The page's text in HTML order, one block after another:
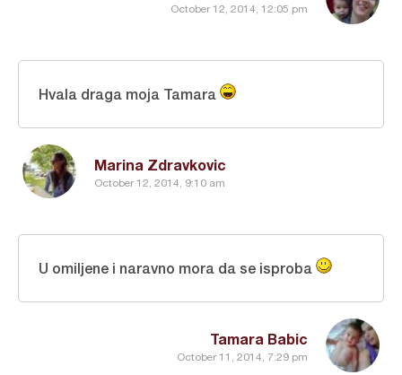
October 12, 2014, 12:05 pm
Marina Zdravkovic
October 12, 2014, 9:10 am
Hvala draga moja Tamara
Tamara Babic
October 11, 2014, 7:29 pm
U omiljene i naravno mora da se isproba